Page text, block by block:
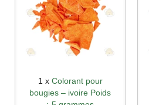
1 x Colorant pour
bougies – ivoire Poids